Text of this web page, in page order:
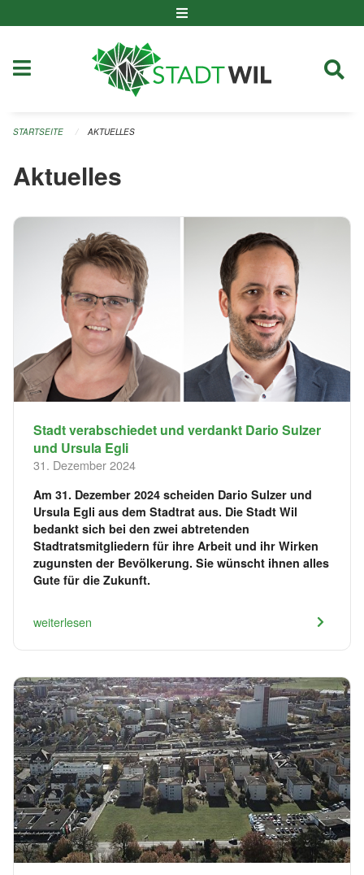
STARTSEITE AKTUELLES
Aktuelles
Stadt verabschiedet und verdankt Dario Sulzer
und Ursula Egli
31. Dezember 2024
Am 31. Dezember 2024 scheiden Dario Sulzer und
Ursula Egli aus dem Stadtrat aus. Die Stadt Wil
bedankt sich bei den zwei abtretenden
Stadtratsmitgliedern für ihre Arbeit und ihr Wirken
zugunsten der Bevölkerung. Sie wünscht ihnen alles
Gute für die Zukunft.
weiterlesen